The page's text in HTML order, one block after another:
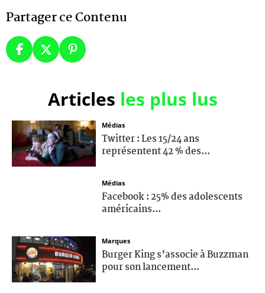
Partager ce Contenu
Articles les plus lus
Médias
Twitter : Les 15/24 ans
représentent 42 % des...
Médias
Facebook : 25% des adolescents
américains...
Marques
Burger King s’associe à Buzzman
pour son lancement...